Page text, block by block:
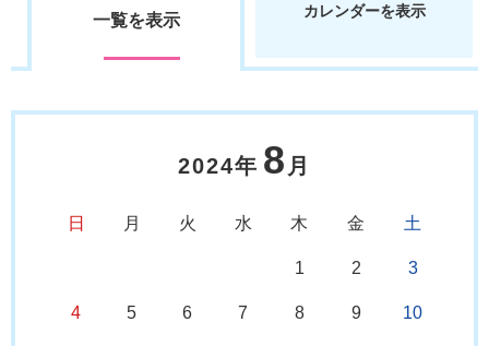
一覧を表示 カレンダーを表示
2024年 8 月
日 月 火 水 木 金 土
1 2 3
4 5 6 7 8 9 10